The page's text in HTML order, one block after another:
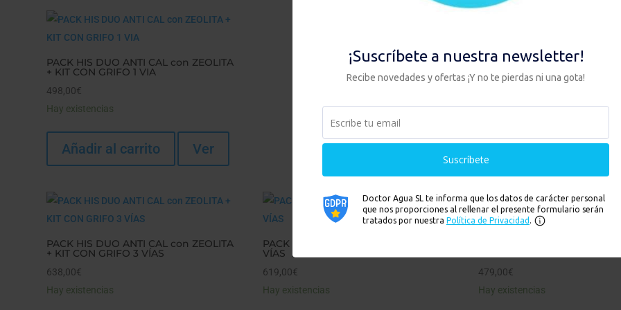
PACK HIS DUO ANTI CAL con ZEOLITA
+ KIT CON GRIFO 1 VIA
498,00€
Hay existencias
Añadir al carrito Ver
PACK HIS DUO ANTI CAL con ZEOLITA
+ KIT CON GRIFO 3 VÍAS
638,00€
Hay existencias
PACK HIS DUO ANTI FLÚOR + GRIFO 3
VÍAS
619,00€
Hay existencias
PACK HIS DUO ANTI FLÚOR
479,00€
Hay existencias